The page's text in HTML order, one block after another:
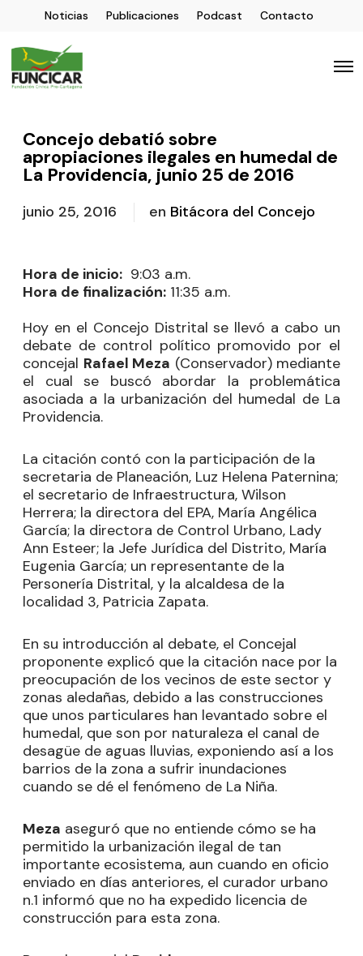
Noticias Publicaciones Podcast Contacto
Concejo debatió sobre
apropiaciones ilegales en humedal de
La Providencia, junio 25 de 2016
junio 25, 2016 en Bitácora del Concejo
Hora de inicio: 9:03 a.m.
Hora de finalización: 11:35 a.m.
Hoy en el Concejo Distrital se llevó a cabo un
debate de control político promovido por el
concejal Rafael Meza (Conservador) mediante
el cual se buscó abordar la problemática
asociada a la urbanización del humedal de La
Providencia.
La citación contó con la participación de la
secretaria de Planeación, Luz Helena Paternina;
el secretario de Infraestructura, Wilson
Herrera; la directora del EPA, María Angélica
García; la directora de Control Urbano, Lady
Ann Esteer; la Jefe Jurídica del Distrito, María
Eugenia García; un representante de la
Personería Distrital, y la alcaldesa de la
localidad 3, Patricia Zapata.
En su introducción al debate, el Concejal
proponente explicó que la citación nace por la
preocupación de los vecinos de este sector y
zonas aledañas, debido a las construcciones
que unos particulares han levantado sobre el
humedal, que son por naturaleza el canal de
desagüe de aguas lluvias, exponiendo así a los
barrios de la zona a sufrir inundaciones
cuando se dé el fenómeno de La Niña.
Meza aseguró que no entiende cómo se ha
permitido la urbanización ilegal de tan
importante ecosistema, aun cuando en oficio
enviado en días anteriores, el curador urbano
n.1 informó que no ha expedido licencia de
construcción para esta zona.